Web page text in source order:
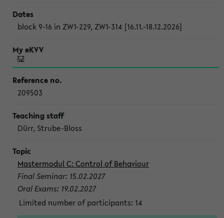
block 9-16 in ZW1-229, ZW1-314 [16.11.-18.12.2026]
209503
Dürr, Strube-Bloss
Mastermodul C: Control of Behaviour
Final Seminar: 15.02.2027
Oral Exams: 19.02.2027
Limited number of participants: 14